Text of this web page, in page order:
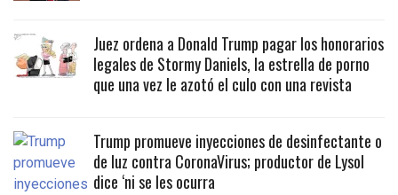
Juez ordena a Donald Trump pagar los honorarios
legales de Stormy Daniels, la estrella de porno
que una vez le azotó el culo con una revista
Trump promueve inyecciones de desinfectante o
de luz contra CoronaVirus; productor de Lysol
dice ‘ni se les ocurra